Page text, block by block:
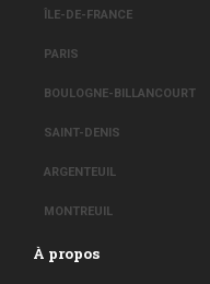
ÎLE-DE-FRANCE
PARIS
BOULOGNE-BILLANCOURT
SAINT-DENIS
ARGENTEUIL
MONTREUIL
À propos